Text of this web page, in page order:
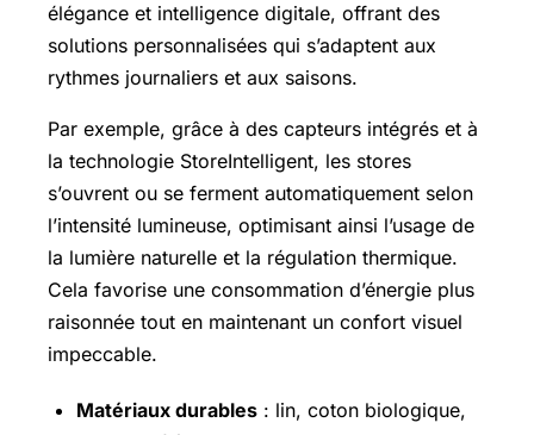
élégance et intelligence digitale, offrant des
solutions personnalisées qui s’adaptent aux
rythmes journaliers et aux saisons.
Par exemple, grâce à des capteurs intégrés et à
la technologie StoreIntelligent, les stores
s’ouvrent ou se ferment automatiquement selon
l’intensité lumineuse, optimisant ainsi l’usage de
la lumière naturelle et la régulation thermique.
Cela favorise une consommation d’énergie plus
raisonnée tout en maintenant un confort visuel
impeccable.
Matériaux durables : lin, coton biologique,